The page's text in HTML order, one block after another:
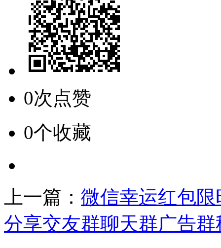
0次点赞
0个收藏
上一篇： 微信幸运红包限
分享交友群聊天群广告